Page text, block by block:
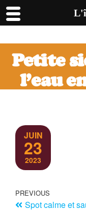
Petite
l’eau
JUIN
23
2023
PREVIOUS
Spot calme et